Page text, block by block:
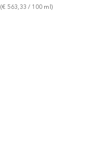
(€ 563,33 / 100 ml )